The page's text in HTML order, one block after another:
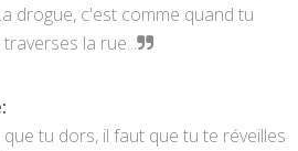
drogue, c'est comme quand tu
la rue...
:
tu dors, il faut que tu te réveilles